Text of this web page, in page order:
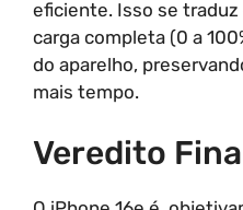
eficiente. Isso se
carga completa (0 a
do aparelho,
mais tempo.
Veredito